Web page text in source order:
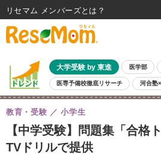
大学受験 by 東進 医学部
医専予備校徹底リサーチ 河合塾
親子で考える大学選び 高校受験 中学受験
共通テスト 夏休み
8月開催イベント・WS 全国公立高校 過去問
自由研究教材（小学生向け）
【中学受験】問題集「合格
TVドリルで提供
教育・受験 小学生
リセマム メンバーズ